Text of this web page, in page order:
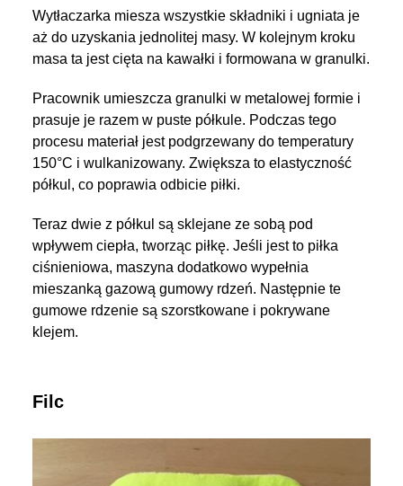
Wytłaczarka miesza wszystkie składniki i ugniata je
aż do uzyskania jednolitej masy. W kolejnym kroku
masa ta jest cięta na kawałki i formowana w granulki.
Pracownik umieszcza granulki w metalowej formie i
prasuje je razem w puste półkule. Podczas tego
procesu materiał jest podgrzewany do temperatury
150°C i wulkanizowany. Zwiększa to elastyczność
półkul, co poprawia odbicie piłki.
Teraz dwie z półkul są sklejane ze sobą pod
wpływem ciepła, tworząc piłkę. Jeśli jest to piłka
ciśnieniowa, maszyna dodatkowo wypełnia
mieszanką gazową gumowy rdzeń. Następnie te
gumowe rdzenie są szorstkowane i pokrywane
klejem.
Filc